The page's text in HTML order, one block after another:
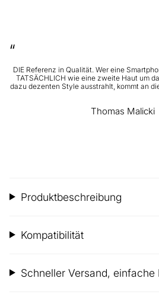
“
DIE Referenz in Qualität. Wer eine
TATSÄCHLICH wie eine zweite Haut um
dazu dezenten Style ausstrahlt, kommt an
Thomas Malicki
Produktbeschreibung
Kompatibilität
Schneller Versand, einfache